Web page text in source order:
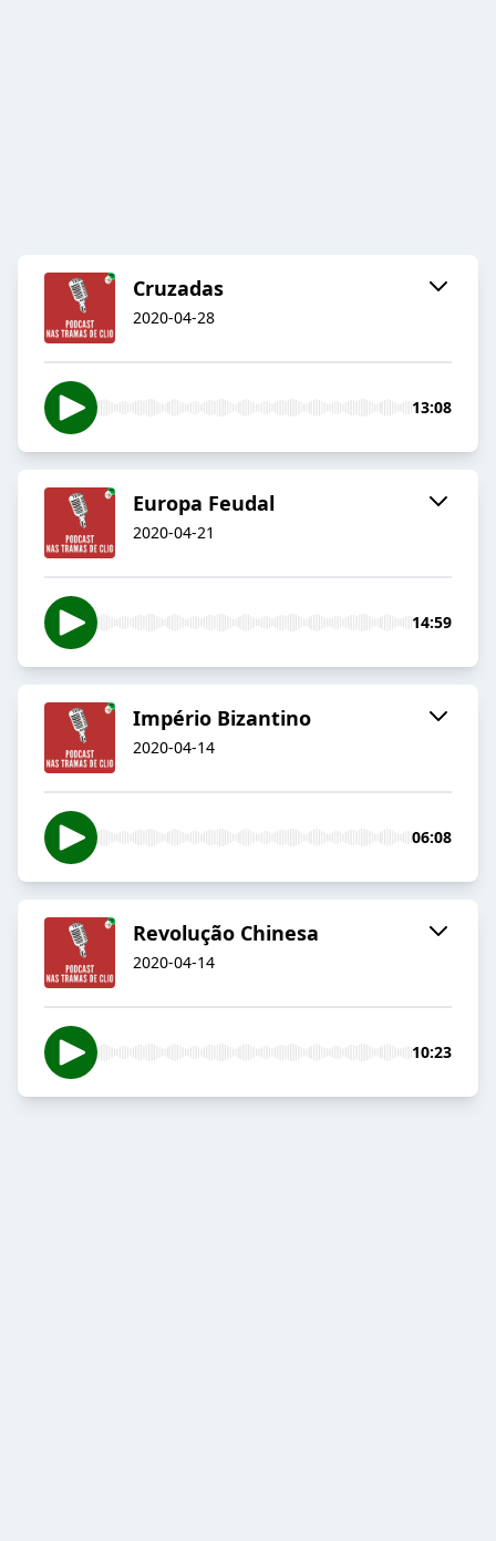
Cruzadas
2020-04-28
13:08
Europa Feudal
2020-04-21
14:59
Império Bizantino
2020-04-14
06:08
Revolução Chinesa
2020-04-14
10:23